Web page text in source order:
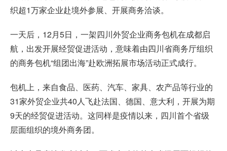
织超1万家企业赴境外参展、开展商务洽谈。
一天后，12月5日，一架四川外贸企业商务包机在成都启
航，出发开展经贸促进活动，意味着由四川省商务厅组织
的商务包机“组团出海”赴欧洲拓展市场活动正式成行。
包机上，来自食品、医药、汽车、家具、农产品等行业的
31家外贸企业共40人飞赴法国、德国、意大利，开展为期
9天的经贸促进活动。这同样是疫情以来，四川首个省级
层面组织的境外商务团。